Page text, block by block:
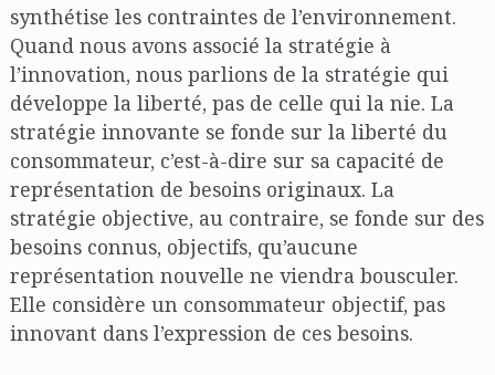
synthétise les contraintes de l’environnement.
Quand nous avons associé la stratégie à
l’innovation, nous parlions de la stratégie qui
développe la liberté, pas de celle qui la nie. La
stratégie innovante se fonde sur la liberté du
consommateur, c’est-à-dire sur sa capacité de
représentation de besoins originaux. La
stratégie objective, au contraire, se fonde sur des
besoins connus, objectifs, qu’aucune
représentation nouvelle ne viendra bousculer.
Elle considère un consommateur objectif, pas
innovant dans l’expression de ces besoins.